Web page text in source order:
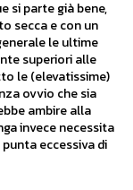
si parte già bene,
secca e con un
le ultime
superiori alle
le (elevatissime)
ovvio che sia
ambire alla
invece necessita
eccessiva di